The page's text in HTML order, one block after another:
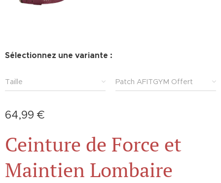
Sélectionnez une variante :
Taille Patch AFITGYM Offert
64,99 €
Ceinture de Force et
Maintien Lombaire